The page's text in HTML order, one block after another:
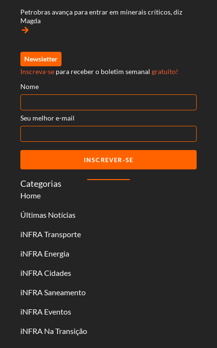
Categorias
Home
Últimas Notícias
iNFRA Transporte
iNFRA Energia
iNFRA Cidades
iNFRA Saneamento
iNFRA Eventos
iNFRA Na Transição
Petrobras avança para entrar em minerais críticos, diz
Magda
arrow_forward
Newsletter
Inscreva-se para receber o boletim semanal gratuito!
Nome
Seu melhor e-mail
INSCREVER-SE